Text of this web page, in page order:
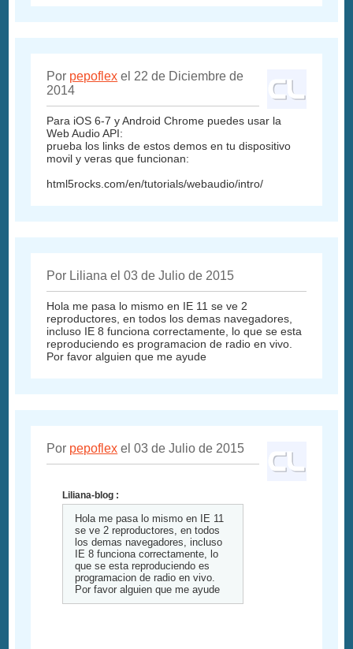
Por pepoflex el 22 de Diciembre de
2014
Para iOS 6-7 y Android Chrome puedes usar la
Web Audio API:
prueba los links de estos demos en tu dispositivo
movil y veras que funcionan:
html5rocks.com/en/tutorials/webaudio/intro/
Por Liliana el 03 de Julio de 2015
Hola me pasa lo mismo en IE 11 se ve 2
reproductores, en todos los demas navegadores,
incluso IE 8 funciona correctamente, lo que se esta
reproduciendo es programacion de radio en vivo.
Por favor alguien que me ayude
Por pepoflex el 03 de Julio de 2015
Liliana-blog :
Hola me pasa lo mismo en IE 11
se ve 2 reproductores, en todos
los demas navegadores, incluso
IE 8 funciona correctamente, lo
que se esta reproduciendo es
programacion de radio en vivo.
Por favor alguien que me ayude